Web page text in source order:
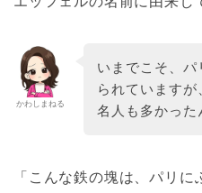
かわしまねる
いまでこそ、
られています
名人も多かった
「こんな鉄の塊は、パリ